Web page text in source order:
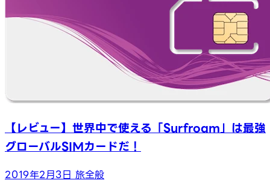
【レビュー】世界中で使える「Surfroam」は最強
グローバルSIMカードだ！
2019年2月3日 旅全般